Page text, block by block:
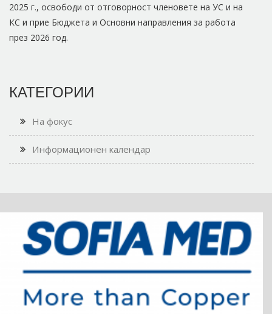
2025 г., освободи от отговорност членовете на УС и на
КС и прие Бюджета и Основни направления за работа
през 2026 год.
КАТЕГОРИИ
На фокус
Информационен календар